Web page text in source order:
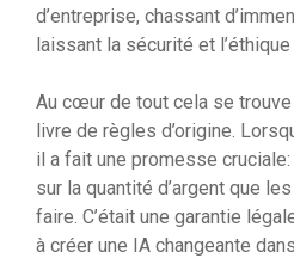
d’entreprise, chassant
laissant la sécurité et
Au cœur de tout cela se
livre de règles d’origine.
il a fait une promesse
sur la quantité d’argent que
faire. C’était une garantie
à créer une IA changeante